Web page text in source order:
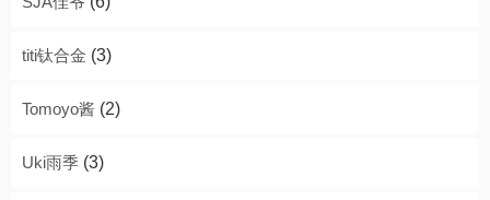
titi钛合金 (3)
Tomoyo酱 (2)
Uki雨季 (3)